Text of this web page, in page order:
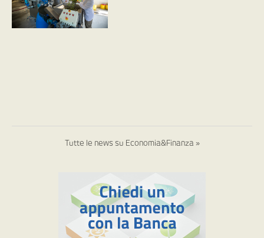
Tutte le news su Economia&Finanza »